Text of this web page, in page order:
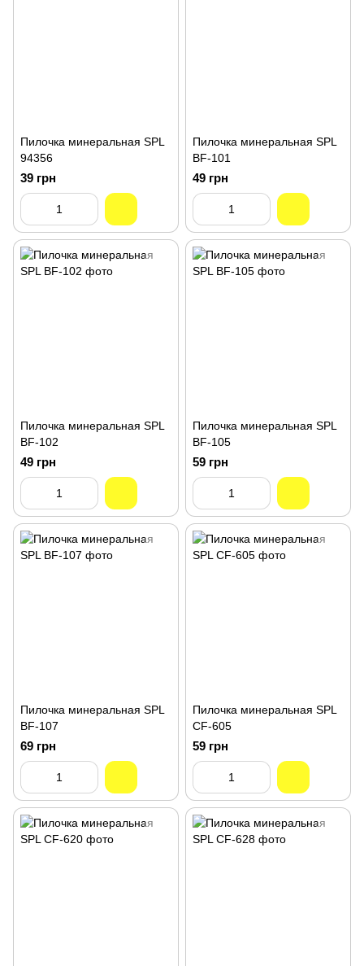
Пилочка минеральная SPL
94356
39 грн
Пилочка минеральная SPL
BF-101
49 грн
Пилочка минеральная SPL
BF-102
49 грн
Пилочка минеральная SPL
BF-105
59 грн
Пилочка минеральная SPL
BF-107
69 грн
Пилочка минеральная SPL
CF-605
59 грн